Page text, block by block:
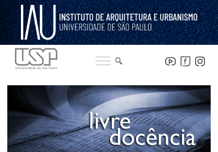
Pular
para
o
conteúdo